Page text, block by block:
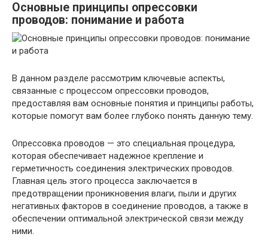
Основные принципы опрессовки
проводов: понимание и работа
В данном разделе рассмотрим ключевые аспекты,
связанные с процессом опрессовки проводов,
предоставляя вам основные понятия и принципы работы,
которые помогут вам более глубоко понять данную тему.
Опрессовка проводов — это специальная процедура,
которая обеспечивает надежное крепление и
герметичность соединения электрических проводов.
Главная цель этого процесса заключается в
предотвращении проникновения влаги, пыли и других
негативных факторов в соединение проводов, а также в
обеспечении оптимальной электрической связи между
ними.